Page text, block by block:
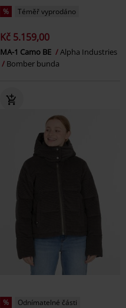
% Téměř vyprodáno
Kč 5.159,00
MA-1 Camo BE
Alpha Industries
Bomber bunda
% Odnímatelné části